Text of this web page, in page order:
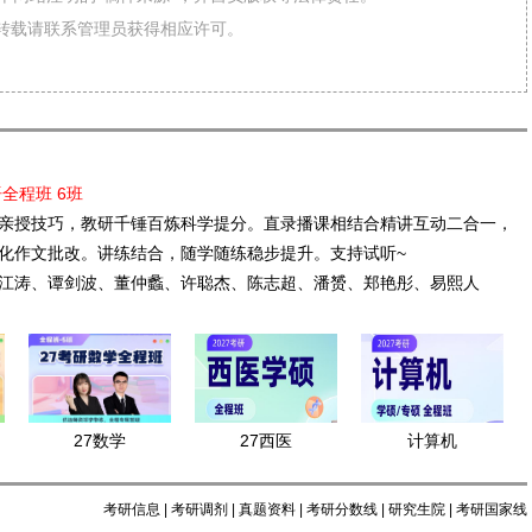
请联系管理员获得相应许可。
程班 6班
授技巧，教研千锤百炼科学提分。直录播课相结合精讲互动二合一，
作文批改。讲练结合，随学随练稳步提升。支持试听~
涛、谭剑波、董仲蠡、许聪杰、陈志超、潘赟、郑艳彤、易熙人
27数学 27西医 计算机
考研信息 考研调剂 真题资料 考研分数线 研究生院 考研国家线